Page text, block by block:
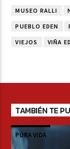
MUSEO RALLI
PUEBLO EDEN
VIEJOS VIÑA
TAMBIÉN TE
PURA VIDA